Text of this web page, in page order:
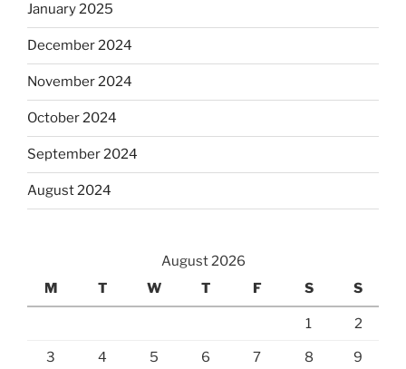
January 2025
December 2024
November 2024
October 2024
September 2024
August 2024
August 2026
M
T W T F S S
1 2
3 4 5 6 7 8 9